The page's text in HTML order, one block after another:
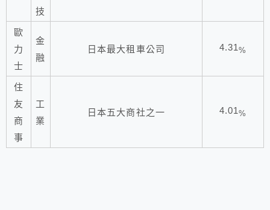
技
歐
力
士
金
融
日本最大租車公司 4.31%
住
友
商
事
工
業
日本五大商社之一 4.01%